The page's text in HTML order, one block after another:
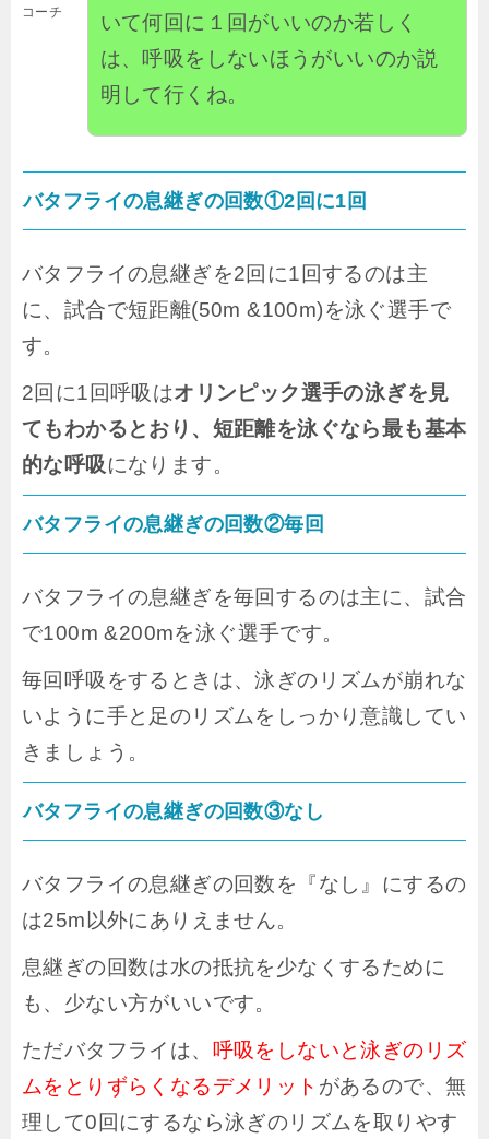
コーチ
いて何回に１回がいいのか若しく
は、呼吸をしないほうがいいのか説
明して行くね。
バタフライの息継ぎの回数①2回に1回
バタフライの息継ぎを2回に1回するのは主
に、 試合で短距離(50m &100m)を泳ぐ選手で
す。
2回に1回呼吸はオリンピック選手の泳ぎを見
てもわかるとおり、短距離を泳ぐなら最も基本
的な呼吸になります。
バタフライの息継ぎの回数②毎回
バタフライの息継ぎを毎回するのは主に、試合
で100m &200mを泳ぐ選手です。
毎回呼吸をするときは、泳ぎのリズムが崩れな
いように手と足のリズムをしっかり意識してい
きましょう。
バタフライの息継ぎの回数③なし
バタフライの息継ぎの回数を『なし』にするの
は25m以外にありえません。
息継ぎの回数は水の抵抗を少なくするために
も、少ない方がいいです。
ただバタフライは、 呼吸をしないと泳ぎのリズ
ムをとりずらくなるデメリット があるので、無
理して0回にするなら泳ぎのリズムを取りやす